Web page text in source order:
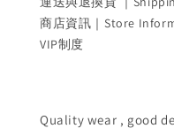
商店資訊｜Store
VIP制度
Quality wear , good